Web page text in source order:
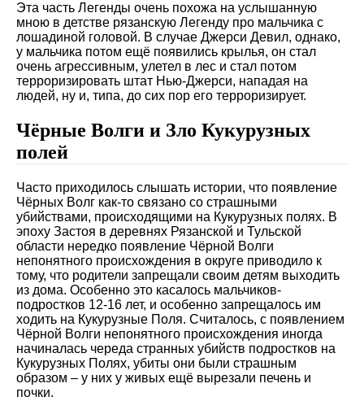
Эта часть Легенды очень похожа на услышанную
мною в детстве рязанскую Легенду про мальчика с
лошадиной головой. В случае Джерси Девил, однако,
у мальчика потом ещё появились крылья, он стал
очень агрессивным, улетел в лес и стал потом
терроризировать штат Нью-Джерси, нападая на
людей, ну и, типа, до сих пор его терроризирует.
Чёрные Волги и Зло Кукурузных
полей
Часто приходилось слышать истории, что появление
Чёрных Волг как-то связано со страшными
убийствами, происходящими на Кукурузных полях. В
эпоху Застоя в деревнях Рязанской и Тульской
области нередко появление Чёрной Волги
непонятного происхождения в округе приводило к
тому, что родители запрещали своим детям выходить
из дома. Особенно это касалось мальчиков-
подростков 12-16 лет, и особенно запрещалось им
ходить на Кукурузные Поля. Считалось, с появлением
Чёрной Волги непонятного происхождения иногда
начиналась череда странных убийств подростков на
Кукурузных Полях, убиты они были страшным
образом – у них у живых ещё вырезали печень и
почки.